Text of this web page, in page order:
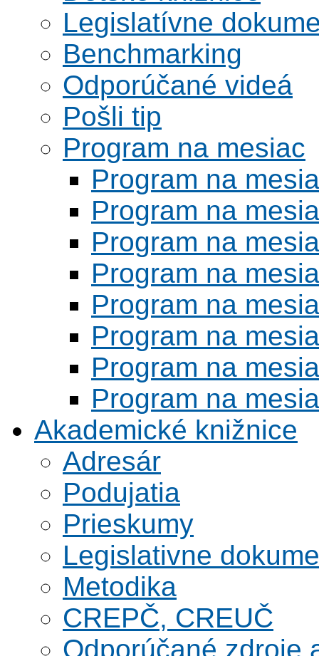
Legislatívne
Benchmarking
Odporúčané videá
Pošli tip
Program na mesiac
Program na
Program na
Program na
Program na
Program na
Program na
Program na
Program na
Akademické knižnice
Adresár
Podujatia
Prieskumy
Legislativne
Metodika
CREPČ, CREUČ
Odporúčané zdroje